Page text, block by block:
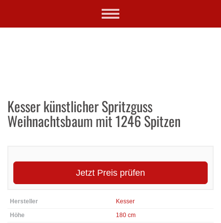
Toggle
Kesser künstlicher Spritzguss
Weihnachtsbaum mit 1246 Spitzen
Jetzt Preis prüfen
Hersteller
Kesser
Höhe
180 cm